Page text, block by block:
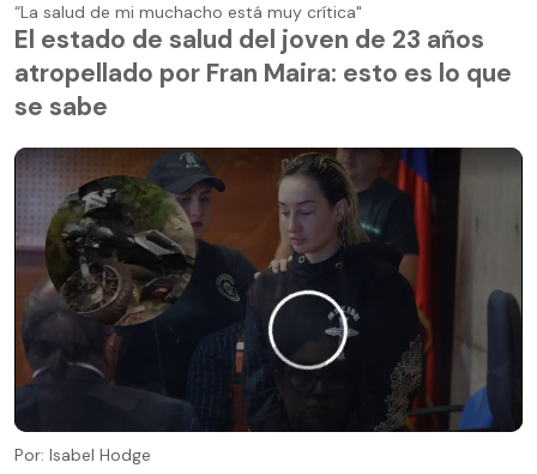
“La salud de mi muchacho está muy crítica"
El estado de salud del joven de 23 años
atropellado por Fran Maira: esto es lo que
se sabe
Por: Isabel Hodge